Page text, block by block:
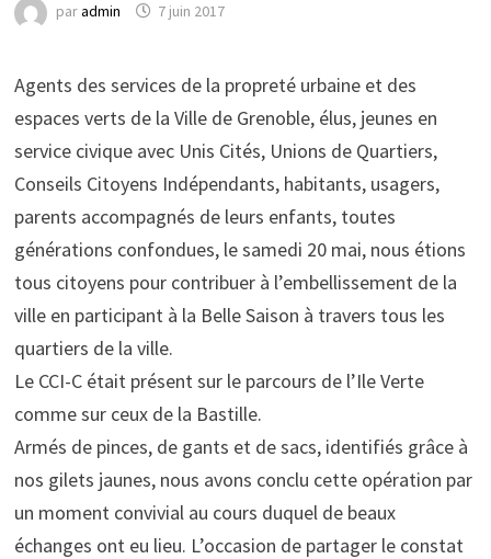
paradmin 7 juin 2017
Agents des services de la propreté urbaine et des
espaces verts de la Ville de Grenoble, élus, jeunes en
service civique avec Unis Cités, Unions de Quartiers,
Conseils Citoyens Indépendants, habitants, usagers,
parents accompagnés de leurs enfants, toutes
générations confondues, le samedi 20 mai, nous étions
tous citoyens pour contribuer à l’embellissement de la
ville en participant à la Belle Saison à travers tous les
quartiers de la ville.
Le CCI-C était présent sur le parcours de l’Ile Verte
comme sur ceux de la Bastille.
Armés de pinces, de gants et de sacs, identifiés grâce à
nos gilets jaunes, nous avons conclu cette opération par
un moment convivial au cours duquel de beaux
échanges ont eu lieu. L’occasion de partager le constat